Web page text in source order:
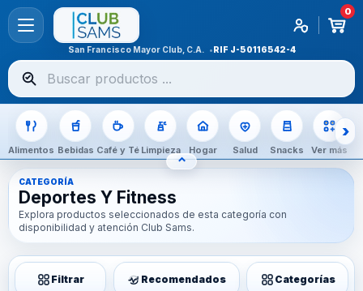
0
San Francisco Mayor Club, C.A. RIF J-50116542-4
Buscar
productos
Alimentos Bebidas Café y Té Limpieza Hogar Salud Snacks Ver más
⌃OCULTAR CATEGORÍAS
CATEGORÍA
Deportes Y Fitness
Explora productos seleccionados de esta categoría con
disponibilidad y atención Club Sams.
Filtrar Recomendados Categorías